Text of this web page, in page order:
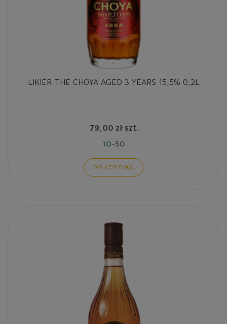
LIKIER THE CHOYA AGED 3 YEARS 15,5% 0,2L
79,00 złszt.
10-50
DO KOSZYKA